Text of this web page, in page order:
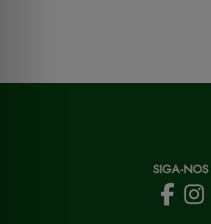
SIGA-NOS